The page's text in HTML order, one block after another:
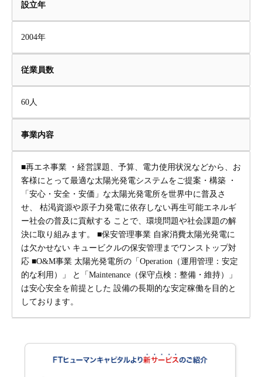
設立年
2004年
従業員数
60人
事業内容
■再エネ事業 ・経営課題、予算、電力使用状況などから、お
客様にとって最適な太陽光発電システムをご提案・構築 ・
「安心・安全・安価」な太陽光発電所を世界中に普及さ
せ、 枯渇資源や原子力発電に依存しない再生可能エネルギ
ー社会の普及に貢献する ことで、環境問題や社会課題の解
決に取り組みます。 ■保安管理事業 自家消費太陽光発電に
は欠かせない キュービクルの保安管理までワンストップ対
応 ■O&M事業 太陽光発電所の「Operation（運用管理：安定
的な利用）」 と「Maintenance（保守点検：整備・維持）」
は安心安全を前提とした 設備の長期的な安定稼働を目的と
しております。